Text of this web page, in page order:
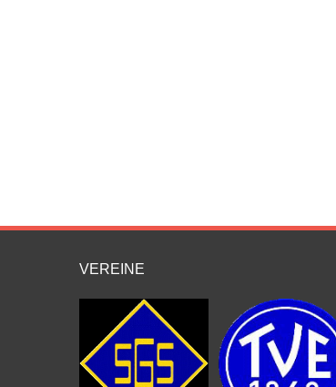
VEREINE